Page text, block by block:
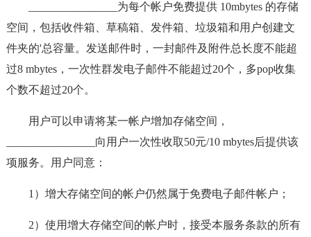
________________为每个帐户免费提供 10mbytes 的存储
空间，包括收件箱、草稿箱、发件箱、垃圾箱和用户创建文
件夹的'总容量。发送邮件时，一封邮件及附件总长度不能超
过8 mbytes，一次性群发电子邮件不能超过20个，多pop收集
个数不超过20个。
用户可以申请将某一帐户增加存储空间，
________________向用户一次性收取50元/10 mbytes后提供该
项服务。用户同意：
1）增大存储空间的帐户仍然属于免费电子邮件帐户；
2）使用增大存储空间的帐户时，接受本服务条款的所有